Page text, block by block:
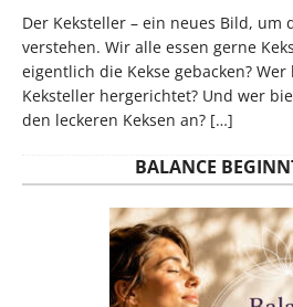
Der Keksteller – ein neues Bild, um
verstehen. Wir alle essen gerne
eigentlich die Kekse gebacken?
Keksteller hergerichtet? Und wer
den leckeren Keksen an? […]
BALANCE